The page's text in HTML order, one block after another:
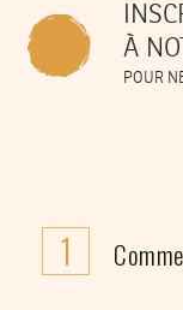
À
POUR
1